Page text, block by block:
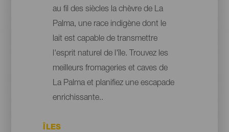
au fil des siècles la chèvre de La
Palma, une race indigène dont le
lait est capable de transmettre
l'esprit naturel de l'île. Trouvez les
meilleurs fromageries et caves de
La Palma et planifiez une escapade
enrichissante..
ÎLES